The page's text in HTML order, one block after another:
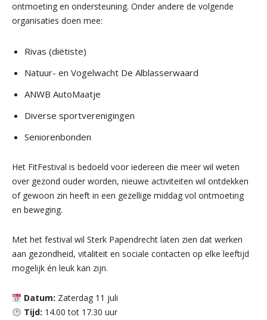
ontmoeting en ondersteuning. Onder andere de volgende
organisaties doen mee:
Rivas (diëtiste)
Natuur- en Vogelwacht De Alblasserwaard
ANWB AutoMaatje
Diverse sportverenigingen
Seniorenbonden
Het FitFestival is bedoeld voor iedereen die meer wil weten
over gezond ouder worden, nieuwe activiteiten wil ontdekken
of gewoon zin heeft in een gezellige middag vol ontmoeting
en beweging.
Met het festival wil Sterk Papendrecht laten zien dat werken
aan gezondheid, vitaliteit en sociale contacten op elke leeftijd
mogelijk én leuk kan zijn.
Datum: Zaterdag 11 juli
Tijd: 14.00 tot 17.30 uur